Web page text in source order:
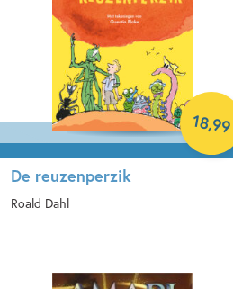
De reuzenperzik
Roald Dahl
18,99